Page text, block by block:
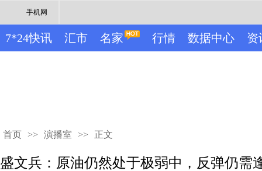
手机网
7*24快讯 汇市 名家 行情 数据中心 资
首页 >> 演播室 >> 正文
盛文兵：原油仍然处于极弱中，反弹仍需